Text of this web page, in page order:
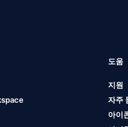
도움
지원
자주
아이